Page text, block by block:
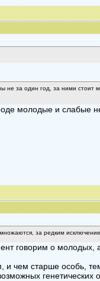
за один год, за ними стоит
молодые и слабые
за редким
говорим о молодых,
чем старше особь,
генетических